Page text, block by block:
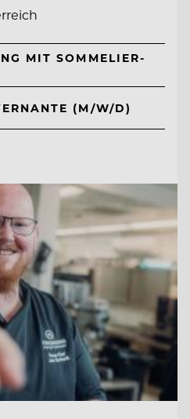
MIT SOMMELIER-
(M/W/D)